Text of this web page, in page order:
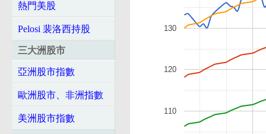
熱門美股
Pelosi 裴洛西持股
三大洲股市
亞洲股市指數
歐洲股市、非洲指數
美洲股市指數
110
120
130